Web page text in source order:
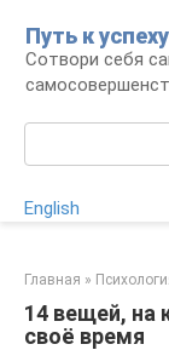
контенту
Путь к успеху
Сотвори себя
English
Главная »
14 вещей, на
своё время